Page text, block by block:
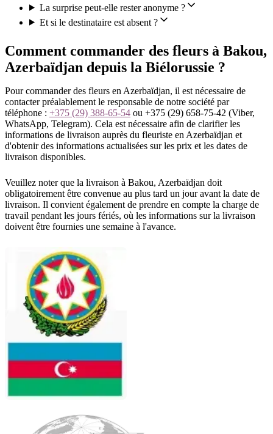
La surprise peut-elle rester anonyme ?
Et si le destinataire est absent ?
Comment commander des fleurs à Bakou,
Azerbaïdjan depuis la Biélorussie ?
Pour commander des fleurs en Azerbaïdjan, il est nécessaire de
contacter préalablement le responsable de notre société par
téléphone : +375 (29) 388-65-54 ou +375 (29) 658-75-42 (Viber,
WhatsApp, Telegram). Cela est nécessaire afin de clarifier les
informations de livraison auprès du fleuriste en Azerbaïdjan et
d'obtenir des informations actualisées sur les prix et les dates de
livraison disponibles.
Veuillez noter que la livraison à Bakou, Azerbaïdjan doit
obligatoirement être convenue au plus tard un jour avant la date de
livraison. Il convient également de prendre en compte la charge de
travail pendant les jours fériés, où les informations sur la livraison
doivent être fournies une semaine à l'avance.